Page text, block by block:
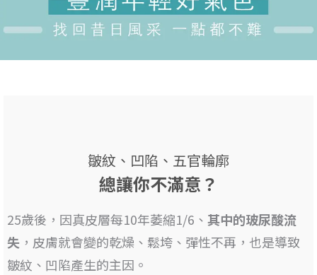
皺紋、凹陷、五官輪廓
總讓你不滿意？
25歲後，因真皮層每10年萎縮1/6、 其中的玻尿酸流
失 ，皮膚就會變的乾燥、鬆垮、彈性不再，也是導致
皺紋、凹陷產生的主因 。